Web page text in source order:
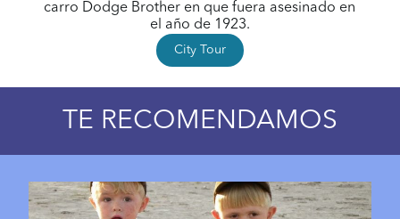
carro Dodge Brother en que fuera asesinado en
el año de 1923.
City Tour
TE RECOMENDAMOS